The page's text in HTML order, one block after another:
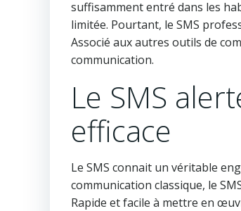
suffisamment entré dans les
limitée. Pourtant, le SMS
Associé aux autres outils de
communication.
Le SMS
efficace
Le SMS connait un véritable
communication classique, le
Rapide et facile à mettre en